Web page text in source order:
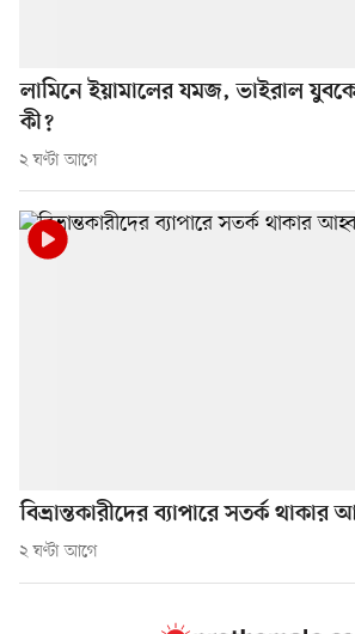
লামিনে ইয়ামালের যমজ, ভাইরাল
কী?
২ ঘণ্টা আগে
বিভ্রান্তকারীদের ব্যাপারে সতর্ক থাকার
২ ঘণ্টা আগে